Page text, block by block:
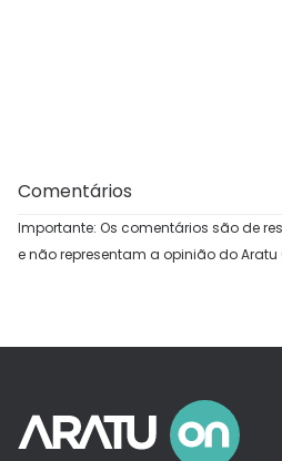
Comentários
Importante: Os comentários são de
e não representam a opinião do Aratu